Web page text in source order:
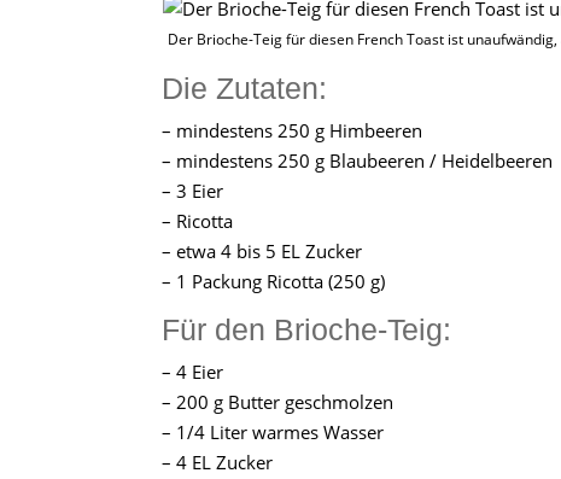
Der Brioche-Teig für diesen French Toast ist
Die Zutaten:
– mindestens 250 g Himbeeren
– mindestens 250 g Blaubeeren / Heidelbeeren
– 3 Eier
– Ricotta
– etwa 4 bis 5 EL Zucker
– 1 Packung Ricotta (250 g)
Für den Brioche-Teig:
– 4 Eier
– 200 g Butter geschmolzen
– 1/4 Liter warmes Wasser
– 4 EL Zucker